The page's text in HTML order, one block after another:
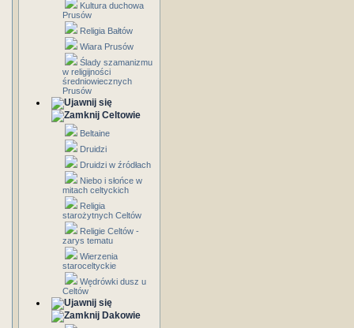
Kultura duchowa
Prusów
Religia Bałtów
Wiara Prusów
Ślady szamanizmu
w religijności
średniowiecznych
Prusów
Celtowie
Beltaine
Druidzi
Druidzi w źródłach
Niebo i słońce w
mitach celtyckich
Religia
starożytnych Celtów
Religie Celtów -
zarys tematu
Wierzenia
staroceltyckie
Wędrówki dusz u
Celtów
Dakowie